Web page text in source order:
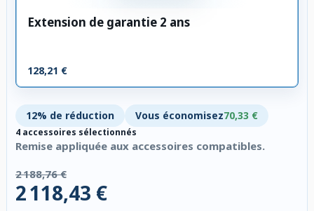
Extension de garantie 2 ans
128,21 €
12% de réduction Vous économisez70,33 €
4 accessoires sélectionnés
Remise appliquée aux accessoires compatibles.
2 188,76 €
2 118,43 €